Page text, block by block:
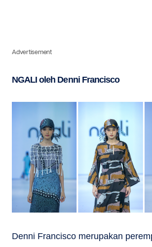
Advertisement
NGALI oleh Denni Francisco
Denni Francisco merupakan